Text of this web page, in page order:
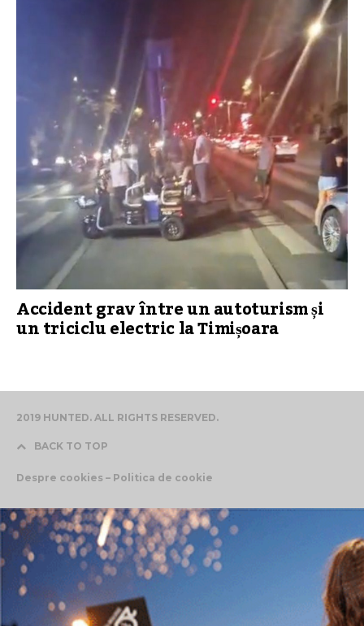
Accident grav între un autoturism și
un triciclu electric la Timișoara
2019 HUNTED. ALL RIGHTS RESERVED.
BACK TO TOP
Despre cookies – Politica de cookie